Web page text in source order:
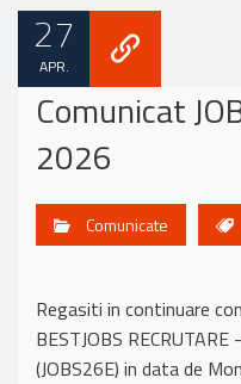
27
APR.
Comunicat
2026
Comunicate
Regasiti in continuare
BESTJOBS
(JOBS26E) in data de